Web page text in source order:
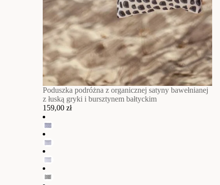
Poduszka podróżna z organicznej satyny bawełnianej
z łuską gryki i bursztynem bałtyckim
159,00 zł